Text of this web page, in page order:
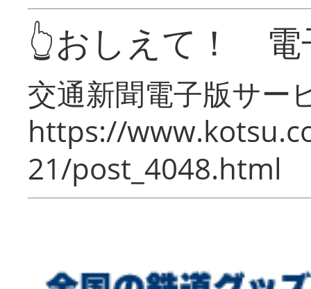
👆おしえて！ 電
交通新聞電子版サー
https://
21/post_4048.html